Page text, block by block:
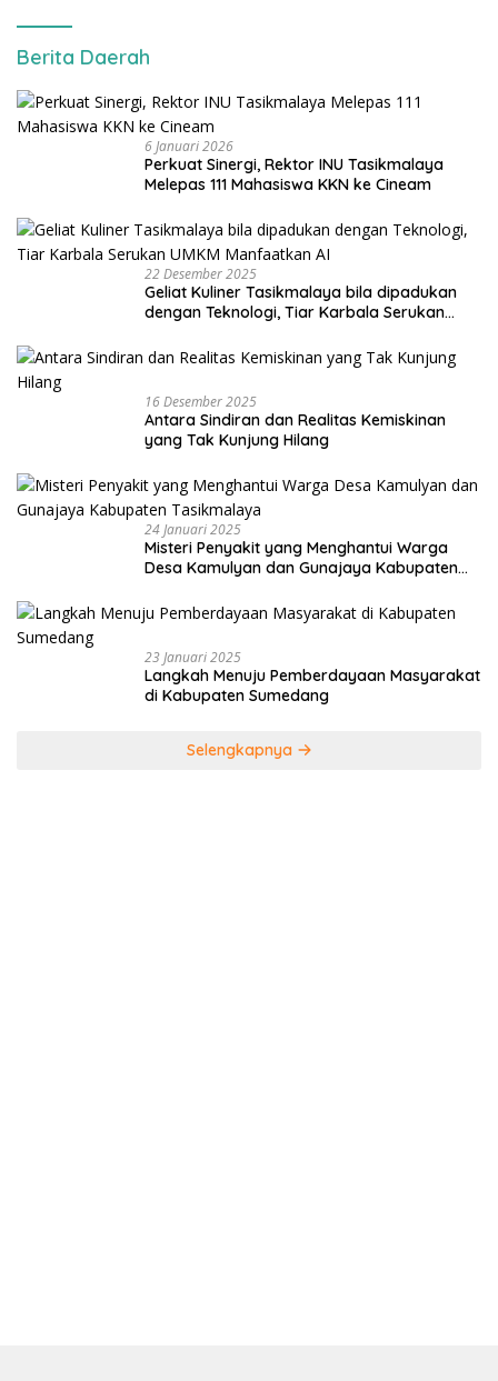
Berita Daerah
6 Januari 2026
Perkuat Sinergi, Rektor INU Tasikmalaya
Melepas 111 Mahasiswa KKN ke Cineam
22 Desember 2025
Geliat Kuliner Tasikmalaya bila dipadukan
dengan Teknologi, Tiar Karbala Serukan
16 Desember 2025
Antara Sindiran dan Realitas Kemiskinan
yang Tak Kunjung Hilang
24 Januari 2025
Misteri Penyakit yang Menghantui Warga
Desa Kamulyan dan Gunajaya Kabupaten
23 Januari 2025
Langkah Menuju Pemberdayaan Masyarakat
di Kabupaten Sumedang
Selengkapnya